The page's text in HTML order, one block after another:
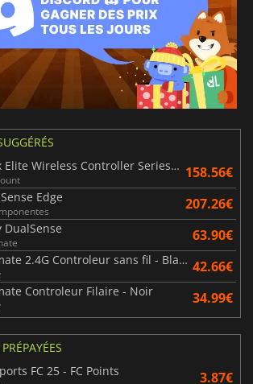
Xbox Elite Wireless Controller Series 2 - Noir 158.56€
Edge 207.26€
DualSense 63.90€
Ultimate 2.4G Controleur sans fil - Blanc 42.66€
Controleur Filaire - Noir 34.99€
FC 25 - FC Points
3.87€